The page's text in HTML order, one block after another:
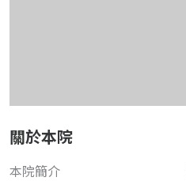
關於本院
本院簡介